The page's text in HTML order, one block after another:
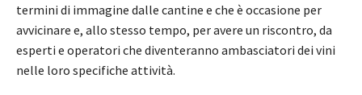
termini di immagine dalle cantine e che è occasione per
avvicinare e, allo stesso tempo, per avere un riscontro, da
esperti e operatori che diventeranno ambasciatori dei vini
nelle loro specifiche attività.